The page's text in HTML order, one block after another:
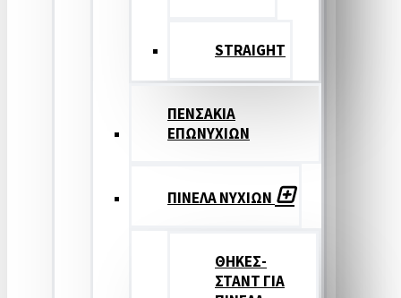
STRAIGHT
ΠΕΝΣΑΚΙΑ
ΕΠΩΝΥΧΙΩΝ
ΠΙΝΕΛΑ ΝΥΧΙΩΝ
ΘΗΚΕΣ-
ΣΤΑΝΤ ΓΙΑ